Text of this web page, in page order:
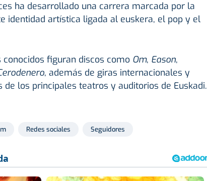
ha desarrollado una carrera marcada por la
identidad artística ligada al euskera, el pop y el
figuran discos como Om, Eason,
, además de giras internacionales y
de los principales teatros y auditorios de Euskadi.
Redes sociales Seguidores